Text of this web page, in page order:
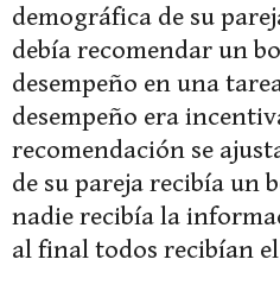
demográfica de su
debía recomendar un
desempeño en una
desempeño era
recomendación se
de su pareja recibía un
nadie recibía la
al final todos recibían